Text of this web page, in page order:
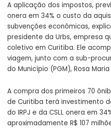
A aplicação dos impostos,
onera em 34% o custo da
subvenções econômicas,
presidente da Urbs, empresa
coletivo em Curitiba. Ele
viagem, junto com a sub-
do Município (PGM), Rosa
A compra dos primeiros 70
de Curitiba terá investimento
do IRPJ e da CSLL onera em
aproximadamente R$ 107